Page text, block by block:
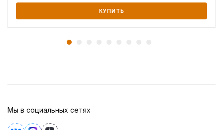
КУПИТЬ
Мы в социальных сетях